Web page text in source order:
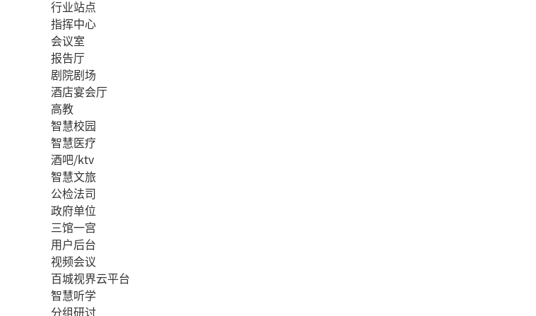
行业站点
指挥中心
会议室
报告厅
剧院剧场
酒店宴会厅
高教
智慧校园
智慧医疗
酒吧/ktv
智慧文旅
公检法司
政府单位
三馆一宫
用户后台
视频会议
百城视界云平台
智慧听学
分组研讨